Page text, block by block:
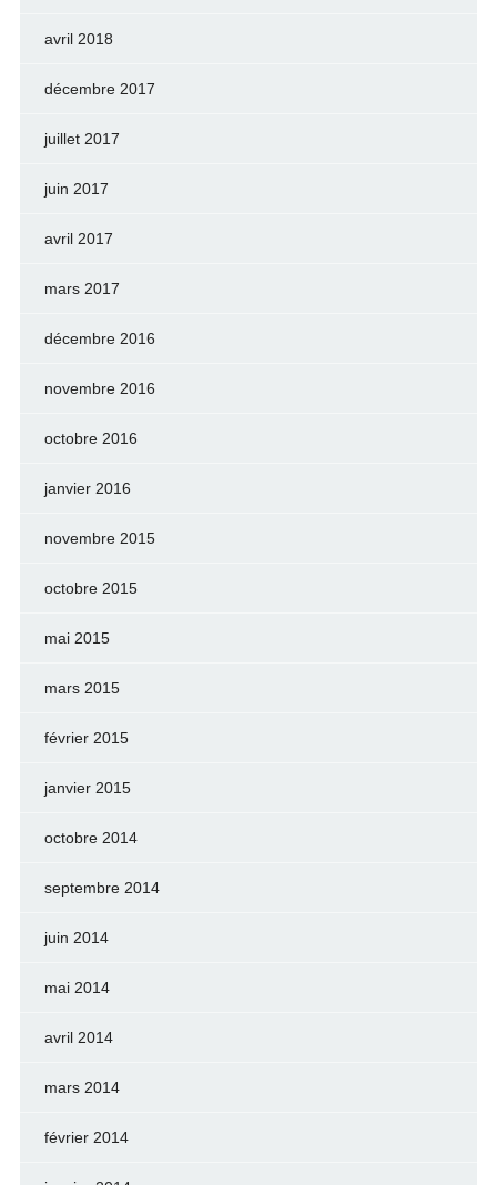
avril 2018
décembre 2017
juillet 2017
juin 2017
avril 2017
mars 2017
décembre 2016
novembre 2016
octobre 2016
janvier 2016
novembre 2015
octobre 2015
mai 2015
mars 2015
février 2015
janvier 2015
octobre 2014
septembre 2014
juin 2014
mai 2014
avril 2014
mars 2014
février 2014